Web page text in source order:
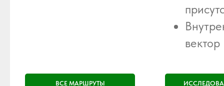
ВСЕ МАРШРУТЫ
вектор